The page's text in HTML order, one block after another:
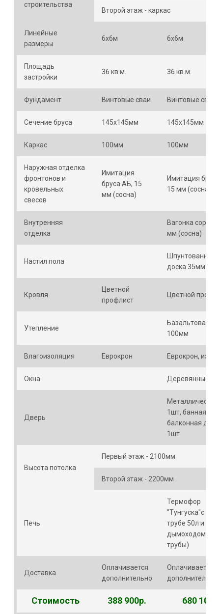
строительства
Второй этаж - каркас
Линейные
размеры
6х6м 6х6м
Площадь
застройки
36 кв.м. 36 кв.м.
Фундамент Винтовые сваи Винтовые сваи
Сечение бруса 145х145мм 145х145мм
Каркас 100мм 100мм
Наружная отделка
фронтонов и
кровельных
свесов
Имитация
бруса АБ, 15
мм (сосна)
Имитация
15 мм (сосна)
Внутренняя
отделка
Вагонка сорт Б,
мм (сосна)
Настил пола
Шпунтованная
доска 35мм
Кровля
Цветной
профлист
Цветной
Утепление
Базальтовая
100мм
Влагоизоляция Еврокрон Еврокрон,
Окна Деревянные -
Дверь
Металлическая
1шт, банная – 3
балконная
1шт
Высота потолка
Первый этаж - 2100мм
Второй этаж - 2200мм
Печь
Термофор
"Тунгуска"с
трубе 50л и
трубы)
Доставка
Оплачивается
дополнительно
Оплачивается
дополнительно
Стоимость 388 900р. 680